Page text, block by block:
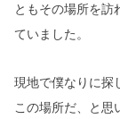
ともその場所を訪
ていました。
現地で僕なりに探
この場所だ、と思